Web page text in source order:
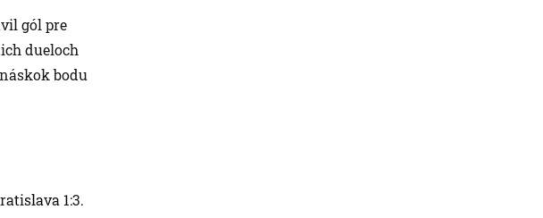
gól pre
dueloch
bodu
1:3.